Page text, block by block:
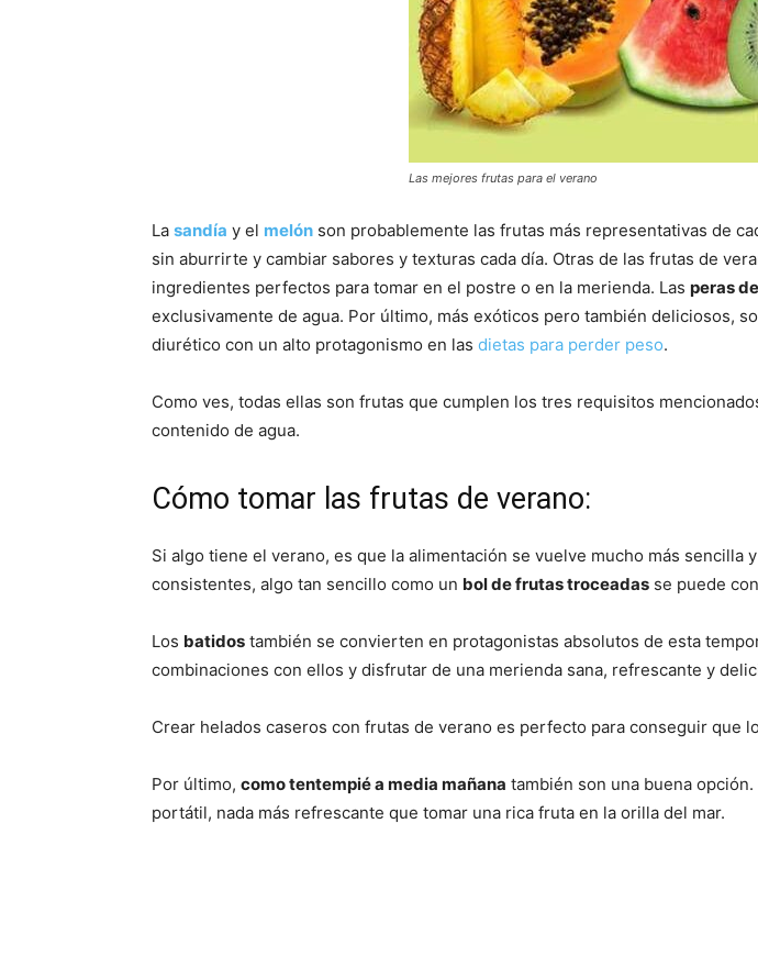
Las mejores frutas para el verano
La sandía y el melón son probablemente las frutas más representativas de
sin aburrirte y cambiar sabores y texturas cada día. Otras de las frutas de
ingredientes perfectos para tomar en el postre o en la merienda. Las peras
exclusivamente de agua. Por último, más exóticos pero también deliciosos,
diurético con un alto protagonismo en las dietas para perder peso.
Como ves, todas ellas son frutas que cumplen los tres requisitos
contenido de agua.
Cómo tomar las frutas de verano:
Si algo tiene el verano, es que la alimentación se vuelve mucho más
consistentes, algo tan sencillo como un bol de frutas troceadas se puede
Los batidos también se convierten en protagonistas absolutos de esta
combinaciones con ellos y disfrutar de una merienda sana, refrescante y
Crear helados caseros con frutas de verano es perfecto para conseguir que
Por último, como tentempié a media mañana también son una buena
portátil, nada más refrescante que tomar una rica fruta en la orilla del mar.